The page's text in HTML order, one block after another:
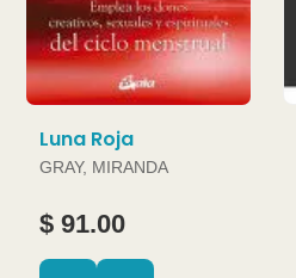
Luna Roja
GRAY, MIRANDA
$ 91.00